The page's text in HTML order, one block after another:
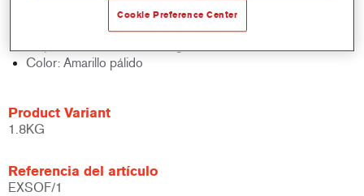
Color: Amarillo pálido
Product Variant
1.8KG
Referencia del artículo
EXSOF/1
Cookie Preference Center